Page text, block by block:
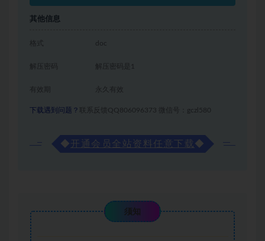
其他信息
格式 doc
解压密码是1
有效期 永久有效
下载遇到问题？ 联系反馈QQ806096373 微信号：gczl580
◆ 开通会员全站资料任意下载◆
须知